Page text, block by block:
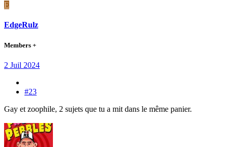
E
EdgeRulz
Members +
2 Juil 2024
#23
Gay et zoophile, 2 sujets que tu a mit dans le même panier.